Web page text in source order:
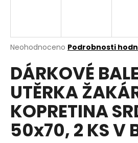
Průměrné
produktu
je
0,0
z
5
hvězdiček.
Neohodnoceno Podrobnosti
DÁRKOVÉ
UTĚRKA
KOPRETINA
50x70, 2 KS V
í
t
?
HLEDAT